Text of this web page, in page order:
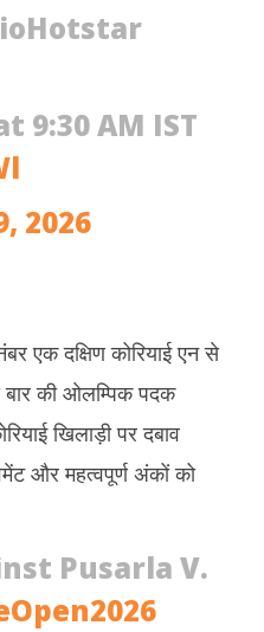
9:30 AM IST
2026
एक दक्षिण कोरियाई एन से
की ओलम्पिक पदक
खिलाड़ी पर दबाव
और महत्वपूर्ण अंकों को
Pusarla V.